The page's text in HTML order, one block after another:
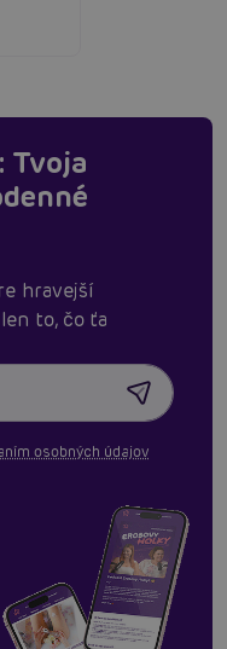
Tvoja
hravejší
to, čo ťa
osobných údajov